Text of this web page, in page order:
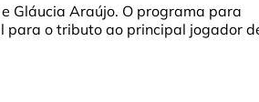
Gláucia Araújo. O programa para
para o tributo ao principal jogador